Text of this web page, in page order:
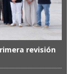
revisión